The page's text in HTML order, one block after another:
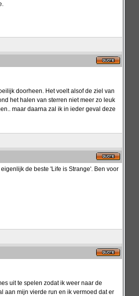
doorheen. Het voelt alsof de ziel van
het halen van sterren niet meer zo leuk
maar daarna zal ik in ieder geval deze
de beste 'Life is Strange'. Ben voor
uit te spelen zodat ik weer naar de
aan mijn vierde run en ik vermoed dat er